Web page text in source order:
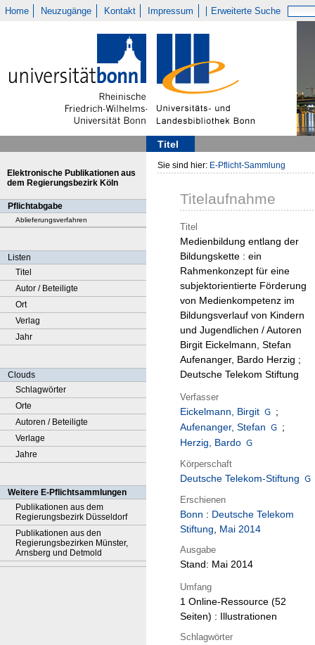
Home Neuzugänge Kontakt Impressum Erweiterte Suche
Titel
Elektronische Publikationen aus
dem Regierungsbezirk Köln
Pflichtabgabe
Ablieferungsverfahren
Listen
Titel
Autor / Beteiligte
Ort
Verlag
Jahr
Clouds
Schlagwörter
Orte
Autoren / Beteiligte
Verlage
Jahre
Weitere E-Pflichtsammlungen
Publikationen aus dem
Regierungsbezirk Düsseldorf
Publikationen aus den
Regierungsbezirken Münster,
Arnsberg und Detmold
Sie sind hier: E-Pflicht-Sammlung
Titelaufnahme
Titel
Medienbildung entlang der
Bildungskette : ein
Rahmenkonzept für eine
subjektorientierte Förderung
von Medienkompetenz im
Bildungsverlauf von Kindern
und Jugendlichen / Autoren
Birgit Eickelmann, Stefan
Aufenanger, Bardo Herzig ;
Deutsche Telekom Stiftung
Verfasser
Eickelmann, Birgit
;
Aufenanger, Stefan
;
Herzig, Bardo
Körperschaft
Deutsche Telekom-Stiftung
Erschienen
Bonn : Deutsche Telekom
Stiftung, Mai 2014
Ausgabe
Stand: Mai 2014
Umfang
1 Online-Ressource (52
Seiten) : Illustrationen
Schlagwörter